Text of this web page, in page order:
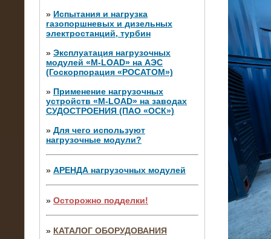
» Испытания и нагрузка
газопоршневых и дизельных
электростанций, турбин
» Эксплуатация нагрузочных
модулей «M-LOAD» на АЭС
(Госкорпорация «РОСАТОМ»)
» Применение нагрузочных
устройств «M-LOAD» на заводах
СУДОСТРОЕНИЯ (ПАО «ОСК»)
» Для чего используют
нагрузочные модули?
» АРЕНДА нагрузочных модулей
» Осторожно подделки!
» КАТАЛОГ ОБОРУДОВАНИЯ